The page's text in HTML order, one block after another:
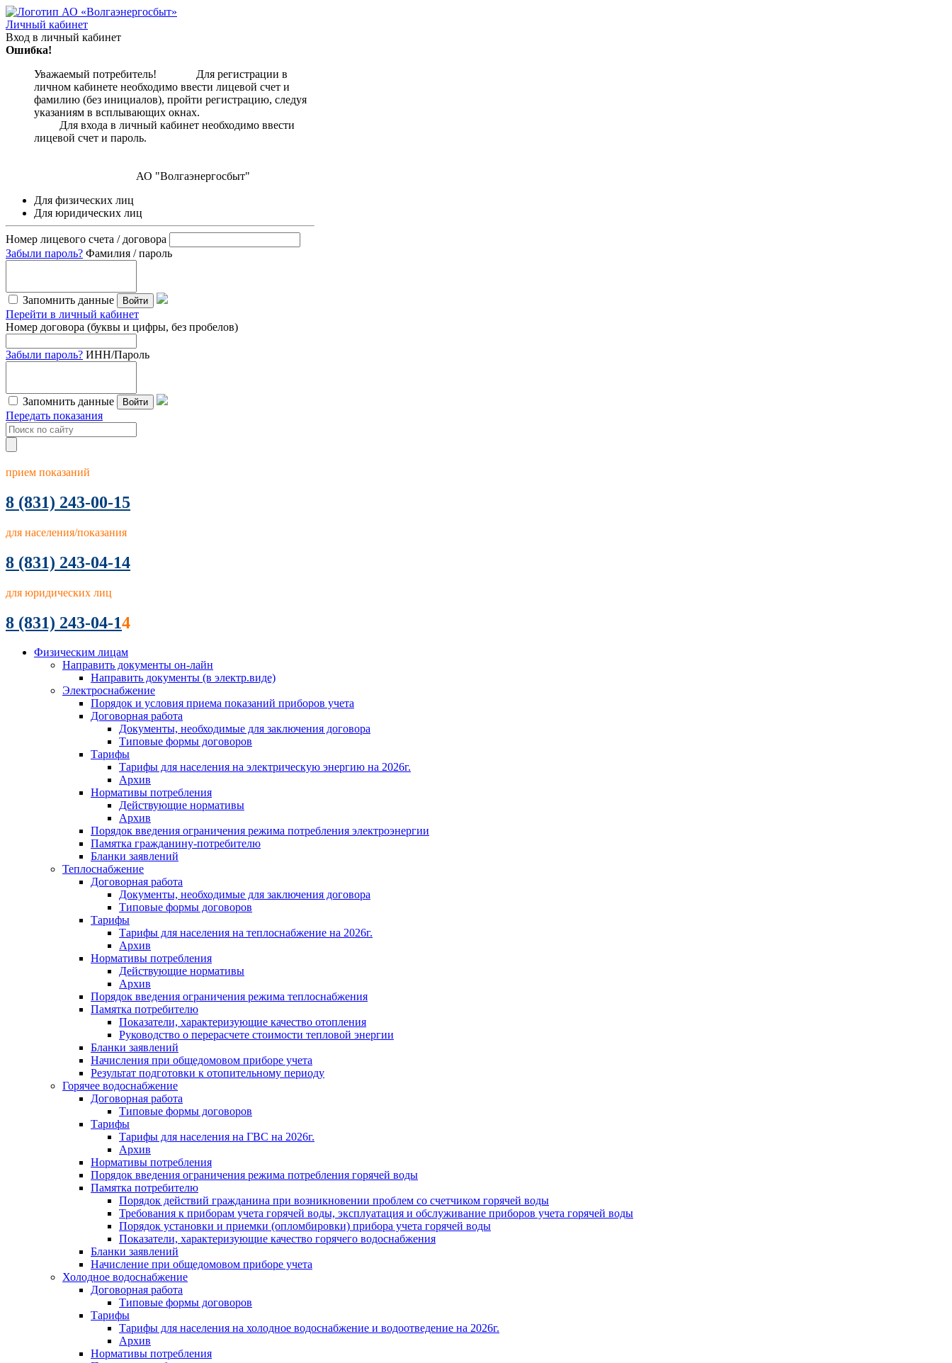
Личный кабинет
Вход в личный кабинет
Ошибка!
Уважаемый потребитель! Для регистрации в
личном кабинете необходимо ввести лицевой счет и
фамилию (без инициалов), пройти регистрацию, следуя
указаниям в всплывающих окнах.
Для входа в личный кабинет необходимо ввести
лицевой счет и пароль.
АО "Волгаэнергосбыт"
Для физических лиц
Для юридических лиц
Номер лицевого счета / договора
Забыли пароль? Фамилия / пароль
Запомнить данные Войти
Перейти в личный кабинет
Номер договора (буквы и цифры, без пробелов)
Забыли пароль? ИНН/Пароль
Запомнить данные Войти
Передать показания
прием показаний
8 (831) 243-00-15
для населения/показания
8 (831) 243-04-14
для юридических лиц
8 (831) 243-04-14
Физическим лицам
Направить документы он-лайн
Направить документы (в электр.виде)
Электроснабжение
Порядок и условия приема показаний приборов учета
Договорная работа
Документы, необходимые для заключения договора
Типовые формы договоров
Тарифы
Тарифы для населения на электрическую энергию на 2026г.
Архив
Нормативы потребления
Действующие нормативы
Архив
Порядок введения ограничения режима потребления электроэнергии
Памятка гражданину-потребителю
Бланки заявлений
Теплоснабжение
Договорная работа
Документы, необходимые для заключения договора
Типовые формы договоров
Тарифы
Тарифы для населения на теплоснабжение на 2026г.
Архив
Нормативы потребления
Действующие нормативы
Архив
Порядок введения ограничения режима теплоснабжения
Памятка потребителю
Показатели, характеризующие качество отопления
Руководство о перерасчете стоимости тепловой энергии
Бланки заявлений
Начисления при общедомовом приборе учета
Результат подготовки к отопительному периоду
Горячее водоснабжение
Договорная работа
Типовые формы договоров
Тарифы
Тарифы для населения на ГВС на 2026г.
Архив
Нормативы потребления
Порядок введения ограничения режима потребления горячей воды
Памятка потребителю
Порядок действий гражданина при возникновении проблем со счетчиком горячей воды
Требования к приборам учета горячей воды, эксплуатация и обслуживание приборов учета горячей воды
Порядок установки и приемки (опломбировки) прибора учета горячей воды
Показатели, характеризующие качество горячего водоснабжения
Бланки заявлений
Начисление при общедомовом приборе учета
Холодное водоснабжение
Договорная работа
Типовые формы договоров
Тарифы
Тарифы для населения на холодное водоснабжение и водоотведение на 2026г.
Архив
Нормативы потребления